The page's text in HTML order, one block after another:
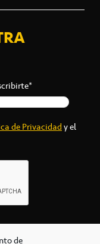
de
de Privacidady el